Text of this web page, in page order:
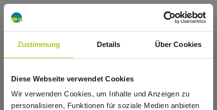
Zustimmung Details Über Cookies
Diese Webseite verwendet Cookies
Wir verwenden Cookies, um Inhalte und Anzeigen zu
personalisieren, Funktionen für soziale Medien anbieten